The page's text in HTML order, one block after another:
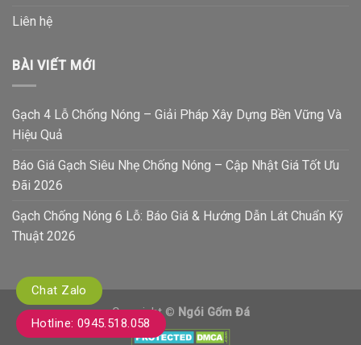
Liên hệ
BÀI VIẾT MỚI
Gạch 4 Lỗ Chống Nóng – Giải Pháp Xây Dựng Bền Vững Và
Hiệu Quả
Báo Giá Gạch Siêu Nhẹ Chống Nóng – Cập Nhật Giá Tốt Ưu
Đãi 2026
Gạch Chống Nóng 6 Lỗ: Báo Giá & Hướng Dẫn Lát Chuẩn Kỹ
Thuật 2026
Copyright © Ngói Gốm Đá
Chat Zalo
Hotline: 0945.518.058